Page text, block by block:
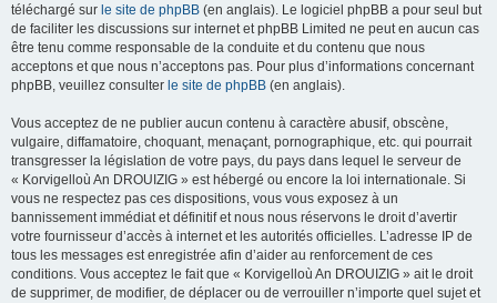
téléchargé sur le site de phpBB (en anglais). Le logiciel phpBB a pour seul but
de faciliter les discussions sur internet et phpBB Limited ne peut en aucun cas
être tenu comme responsable de la conduite et du contenu que nous
acceptons et que nous n’acceptons pas. Pour plus d’informations concernant
phpBB, veuillez consulter le site de phpBB (en anglais).
Vous acceptez de ne publier aucun contenu à caractère abusif, obscène,
vulgaire, diffamatoire, choquant, menaçant, pornographique, etc. qui pourrait
transgresser la législation de votre pays, du pays dans lequel le serveur de
« Korvigelloù An DROUIZIG » est hébergé ou encore la loi internationale. Si
vous ne respectez pas ces dispositions, vous vous exposez à un
bannissement immédiat et définitif et nous nous réservons le droit d’avertir
votre fournisseur d’accès à internet et les autorités officielles. L’adresse IP de
tous les messages est enregistrée afin d’aider au renforcement de ces
conditions. Vous acceptez le fait que « Korvigelloù An DROUIZIG » ait le droit
de supprimer, de modifier, de déplacer ou de verrouiller n’importe quel sujet et